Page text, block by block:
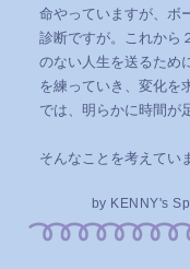
命やっていますが、ボ
診断ですが。これから
のない人生を送るため
を練っていき、変化を
では、明らかに時間が
そんなことを考えてい
by KENNY's